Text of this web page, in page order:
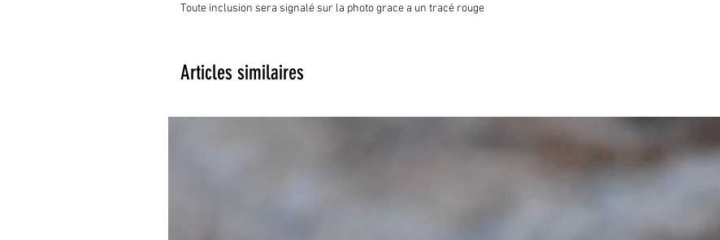
Toute inclusion sera signalé sur la photo grace a un tracé rouge
Articles similaires